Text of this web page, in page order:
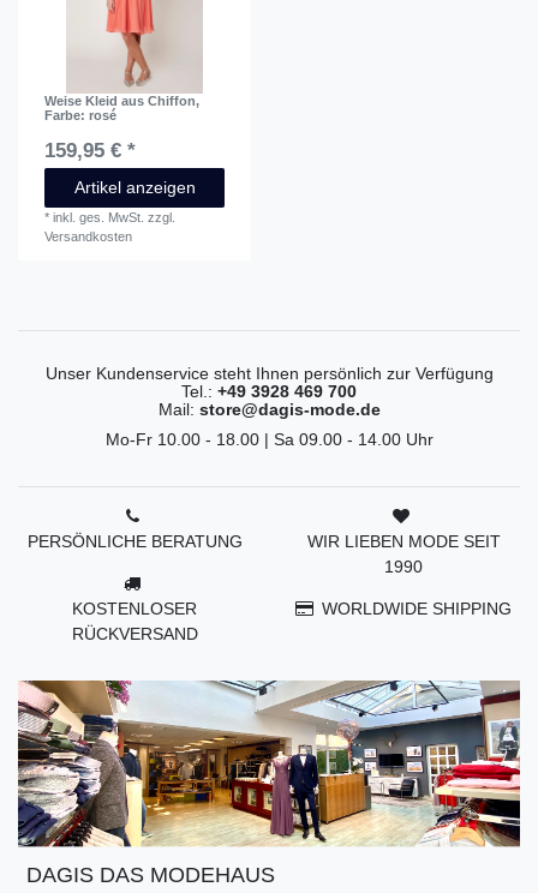
Weise Kleid aus Chiffon,
Farbe: rosé
159,95 € *
Artikel anzeigen
*inkl. ges. MwSt. zzgl.
Versandkosten
Unser Kundenservice steht Ihnen persönlich zur Verfügung
Tel.: +49 3928 469 700
Mail: store@dagis-mode.de
Mo-Fr 10.00 - 18.00 | Sa 09.00 - 14.00 Uhr
PERSÖNLICHE BERATUNG
KOSTENLOSER
RÜCKVERSAND
WIR LIEBEN MODE SEIT
1990
WORLDWIDE SHIPPING
DAGIS DAS MODEHAUS